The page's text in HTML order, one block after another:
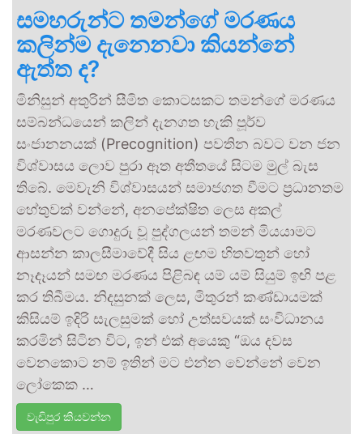
සමහරුන්ට තමන්ගේ මරණය
කලින්ම දැනෙනවා කියන්නේ
ඇත්ත ද?
මිනිසුන් අතුරින් සීමිත කොටසකට තමන්ගේ මරණය
සම්බන්ධයෙන් කලින් දැනගත හැකි පූර්ව
සංජානනයක් (Precognition) පවතින බවට වන ජන
විශ්වාසය ලොව පුරා ඈත අතීතයේ සිටම මුල් බැස
තිබේ. මෙවැනි විශ්වාසයන් සමාජගත වීමට ප්‍රධානතම
හේතුවක් වන්නේ, අනපේක්ෂිත ලෙස අකල්
මරණවලට ගොදුරු වූ පුද්ගලයන් තමන් මියයාමට
ආසන්න කාලසීමාවේදී සිය ළඟම හිතවතුන් හෝ
නෑදෑයන් සමඟ මරණය පිළිබඳ යම් යම් සියුම් ඉඟි පළ
කර තිබීමය. නිදසුනක් ලෙස, මිතුරන් කණ්ඩායමක්
කිසියම් ඉදිරි සැලසුමක් හෝ උත්සවයක් සංවිධානය
කරමින් සිටින විට, ඉන් එක් අයෙකු “ඔය දවස
වෙනකොට නම් ඉතින් මට එන්න වෙන්නේ වෙන
ලෝකෙක …
වැඩිපුර කියවන්න